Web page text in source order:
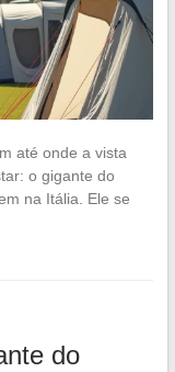
até onde a vista
o gigante do
na Itália. Ele se
do